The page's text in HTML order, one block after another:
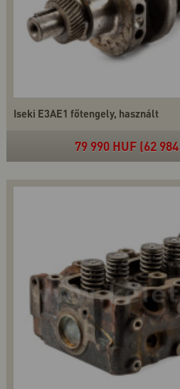
Iseki E3AE1 főtengely, használt
79 990 HUF (62